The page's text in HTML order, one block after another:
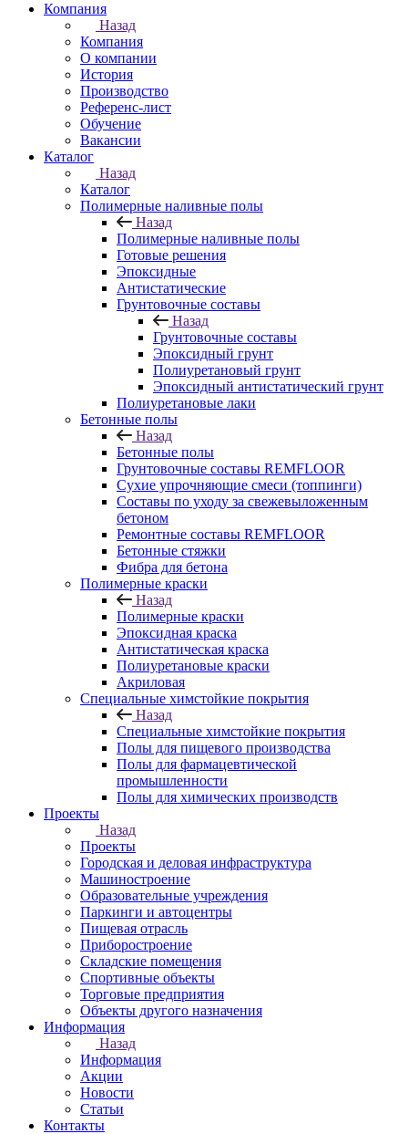
Компания
Назад
Компания
О компании
История
Производство
Референс-лист
Обучение
Вакансии
Каталог
Назад
Каталог
Полимерные наливные полы
Назад
Полимерные наливные полы
Готовые решения
Эпоксидные
Антистатические
Грунтовочные составы
Назад
Грунтовочные составы
Эпоксидный грунт
Полиуретановый грунт
Эпоксидный антистатический грунт
Полиуретановые лаки
Бетонные полы
Назад
Бетонные полы
Грунтовочные составы REMFLOOR
Сухие упрочняющие смеси (топпинги)
Составы по уходу за свежевыложенным
бетоном
Ремонтные составы REMFLOOR
Бетонные стяжки
Фибра для бетона
Полимерные краски
Назад
Полимерные краски
Эпоксидная краска
Антистатическая краска
Полиуретановые краски
Акриловая
Специальные химстойкие покрытия
Назад
Специальные химстойкие покрытия
Полы для пищевого производства
Полы для фармацевтической
промышленности
Полы для химических производств
Проекты
Назад
Проекты
Городская и деловая инфраструктура
Машиностроение
Образовательные учреждения
Паркинги и автоцентры
Пищевая отрасль
Приборостроение
Складские помещения
Спортивные объекты
Торговые предприятия
Объекты другого назначения
Информация
Назад
Информация
Акции
Новости
Статьи
Контакты